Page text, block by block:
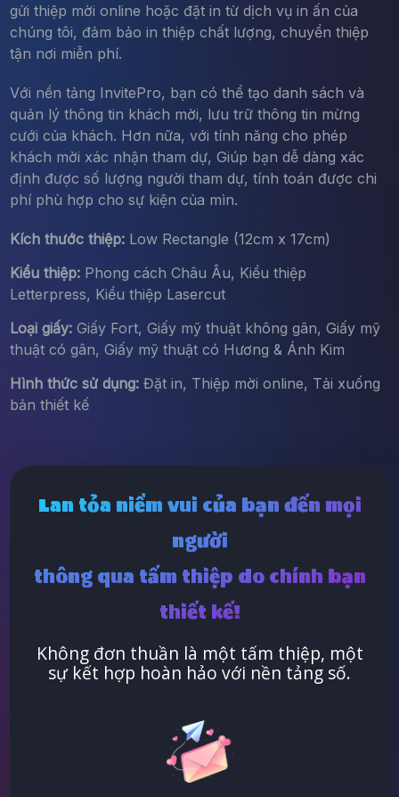
gửi thiệp mời online hoặc đặt in từ dịch vụ in ấn của
chúng tôi, đảm bảo in thiệp chất lượng, chuyển thiệp
tận nơi miễn phí.
Với nền tảng InvitePro, bạn có thể tạo danh sách và
quản lý thông tin khách mời, lưu trữ thông tin mừng
cưới của khách. Hơn nữa, với tính năng cho phép
khách mời xác nhận tham dự, Giúp bạn dễ dàng xác
định được số lượng người tham dự, tính toán được chi
phí phù hợp cho sự kiện của mìn.
Kích thước thiệp:Low Rectangle (12cm x 17cm)
Kiểu thiệp:Phong cách Châu Âu, Kiểu thiệp
Letterpress, Kiểu thiệp Lasercut
Loại giấy:Giấy Fort, Giấy mỹ thuật không gân, Giấy mỹ
thuật có gân, Giấy mỹ thuật có Hương & Ánh Kim
Hình thức sử dụng:Đặt in, Thiệp mời online, Tải xuống
bản thiết kế
Lan tỏa niềm vui của bạn đến mọi
người
thông qua tấm thiệp do chính bạn
thiết kế!
Không đơn thuần là một tấm thiệp, một
sự kết hợp hoàn hảo với nền tảng số.